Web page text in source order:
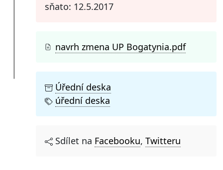
sňato: 12.5.2017
navrh zmena UP Bogatynia.pdf
Úřední deska
úřední deska
Sdílet na Facebooku, Twitteru